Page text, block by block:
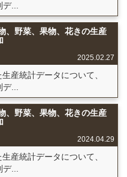
デ...
、野菜、果物、花きの生産
2025.02.27
産統計データについて、
...
、野菜、果物、花きの生産
2024.04.29
産統計データについて、
...